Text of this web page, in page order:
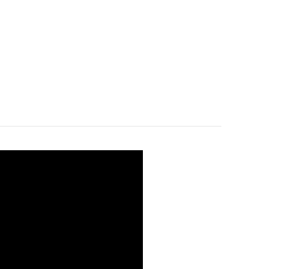
」等通路繳費。